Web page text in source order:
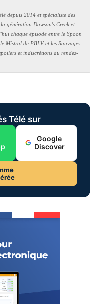
depuis 2014 et spécialiste des
génération Dawson's Creek et
chaque épisode entre le Spoon
Mistral de PBLV et les Sauvages
et indiscrétions au rendez-
Télé sur
Google
Discover